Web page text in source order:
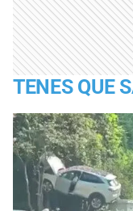
TENES QUE